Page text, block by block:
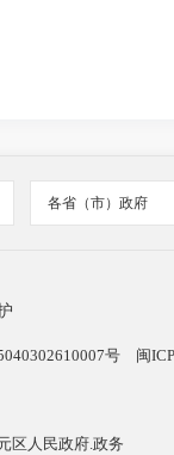
各省（市）政府
号 闽
区人民政府.政务